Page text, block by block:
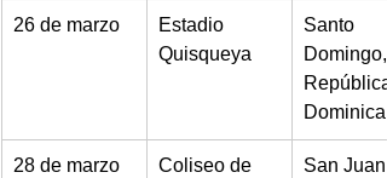
​26 de marzo
​Estadio
Quisqueya
​Santo
Domingo,
República
​28 de marzo
Coliseo de
​San Juan,